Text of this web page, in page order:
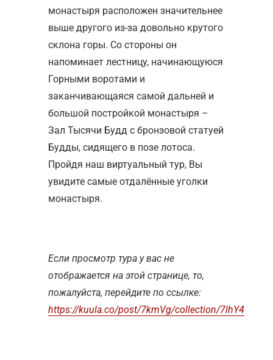
монастыря расположен значительнее
выше другого из-за довольно крутого
склона горы. Со стороны он
напоминает лестницу, начинающуюся
Горными воротами и
заканчивающаяся самой дальней и
большой постройкой монастыря –
Зал Тысячи Будд с бронзовой статуей
Будды, сидящего в позе лотоса.
Пройдя наш виртуальный тур, Вы
увидите самые отдалённые уголки
монастыря.
Если просмотр тура у вас не
отображается на этой странице, то,
пожалуйста, перейдите по ссылке:
https://kuula.co/post/7kmVg/collection/7lhY4